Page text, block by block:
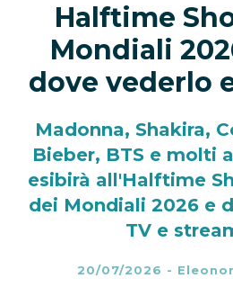
Halftime
Mondiali
dove vederlo
Madonna, Shakira,
Bieber, BTS e molti
esibirà all'Halftime
dei Mondiali 2026 e
TV e
20/07/2026 -